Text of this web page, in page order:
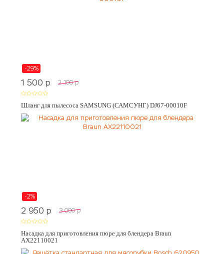
-29%
1 500 p 2 100 p
Шланг для пылесоса SAMSUNG (САМСУНГ) DJ67-00010F
-2%
2 950 p 3 000 p
Насадка для приготовления пюре для блендера Braun
AX22110021